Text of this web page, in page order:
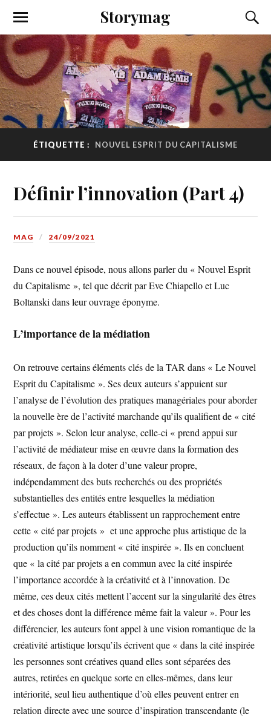
Storymag
ÉTIQUETTE : NOUVEL ESPRIT DU CAPITALISME
Définir l’innovation (Part 4)
MAG 24/09/2021
Dans ce nouvel épisode, nous allons parler du « Nouvel Esprit
du Capitalisme », tel que décrit par Eve Chiapello et Luc
Boltanski dans leur ouvrage éponyme.
L’importance de la médiation
On retrouve certains éléments clés de la TAR dans « Le Nouvel
Esprit du Capitalisme ». Ses deux auteurs s’appuient sur
l’analyse de l’évolution des pratiques managériales pour aborder
la nouvelle ère de l’activité marchande qu’ils qualifient de « cité
par projets ». Selon leur analyse, celle-ci « prend appui sur
l’activité de médiateur mise en œuvre dans la formation des
réseaux, de façon à la doter d’une valeur propre,
indépendamment des buts recherchés ou des propriétés
substantielles des entités entre lesquelles la médiation
s’effectue ». Les auteurs établissent un rapprochement entre
cette « cité par projets » et une approche plus artistique de la
production qu’ils nomment « cité inspirée ». Ils en concluent
que « la cité par projets a en commun avec la cité inspirée
l’importance accordée à la créativité et à l’innovation. De
même, ces deux cités mettent l’accent sur la singularité des êtres
et des choses dont la différence même fait la valeur ». Pour les
différencier, les auteurs font appel à une vision romantique de la
créativité artistique lorsqu’ils écrivent que « dans la cité inspirée
les personnes sont créatives quand elles sont séparées des
autres, retirées en quelque sorte en elles-mêmes, dans leur
intériorité, seul lieu authentique d’où elles peuvent entrer en
relation directe avec une source d’inspiration transcendante (le